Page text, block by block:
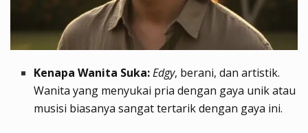
Kenapa Wanita Suka:Edgy, berani, dan artistik.
Wanita yang menyukai pria dengan gaya unik atau
musisi biasanya sangat tertarik dengan gaya ini.